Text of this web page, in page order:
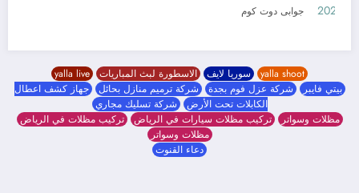
19 مايو، 2026 جوابى دوت كوم
yalla shoot سوريا لايف الاسطورة لبث المباريات yalla live
بيتي فايبر شركة عزل فوم بجدة شركة ترميم منازل بحائل جهاز كشف اعطال
الكابلات تحت الأرض شركة تسليك مجاري
مظلات وسواتر تركيب مظلات سيارات في الرياض تركيب مظلات في الرياض
مظلات وسواتر
دعاء القنوت